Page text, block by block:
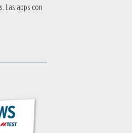
Las apps con